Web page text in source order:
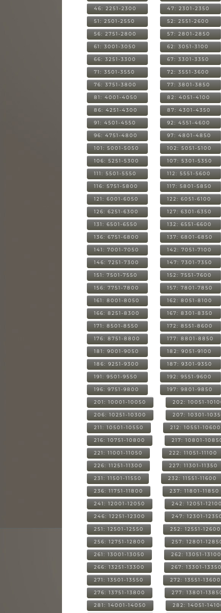
46: 2251-2300 47: 2301-2350
51: 2501-2550 52: 2551-2600
56: 2751-2800 57: 2801-2850
61: 3001-3050 62: 3051-3100
66: 3251-3300 67: 3301-3350
71: 3501-3550 72: 3551-3600
76: 3751-3800 77: 3801-3850
81: 4001-4050 82: 4051-4100
86: 4251-4300 87: 4301-4350
91: 4501-4550 92: 4551-4600
96: 4751-4800 97: 4801-4850
101: 5001-5050 102: 5051-5100
106: 5251-5300 107: 5301-5350
111: 5501-5550 112: 5551-5600
116: 5751-5800 117: 5801-5850
121: 6001-6050 122: 6051-6100
126: 6251-6300 127: 6301-6350
131: 6501-6550 132: 6551-6600
136: 6751-6800 137: 6801-6850
141: 7001-7050 142: 7051-7100
146: 7251-7300 147: 7301-7350
151: 7501-7550 152: 7551-7600
156: 7751-7800 157: 7801-7850
161: 8001-8050 162: 8051-8100
166: 8251-8300 167: 8301-8350
171: 8501-8550 172: 8551-8600
176: 8751-8800 177: 8801-8850
181: 9001-9050 182: 9051-9100
186: 9251-9300 187: 9301-9350
191: 9501-9550 192: 9551-9600
196: 9751-9800 197: 9801-9850
201: 10001-10050 202: 10051-
206: 10251-10300 207: 10301-
211: 10501-10550 212: 10551-10600
216: 10751-10800 217: 10801-
221: 11001-11050 222: 11051-11100
226: 11251-11300 227: 11301-11350
231: 11501-11550 232: 11551-11600
236: 11751-11800 237: 11801-11850
241: 12001-12050 242: 12051-12100
246: 12251-12300 247: 12301-
251: 12501-12550 252: 12551-12600
256: 12751-12800 257: 12801-
261: 13001-13050 262: 13051-13100
266: 13251-13300 267: 13301-13350
271: 13501-13550 272: 13551-13600
276: 13751-13800 277: 13801-
281: 14001-14050 282: 14051-